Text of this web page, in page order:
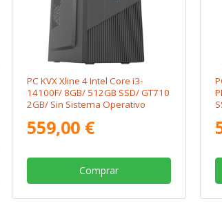
PC KVX Xline 4 Intel Core i3-
14100F/ 8GB/ 512GB SSD/ GT710
2GB/ Sin Sistema Operativo
559,00 €
Comprar